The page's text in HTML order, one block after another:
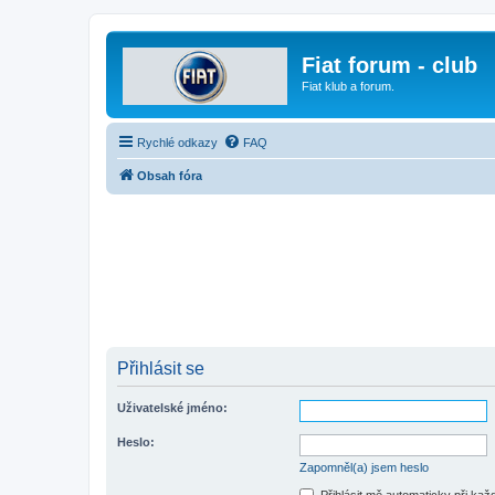
Fiat forum - club
Fiat klub a forum.
Rychlé odkazy FAQ
Obsah fóra
Přihlásit se
Uživatelské jméno:
Heslo:
Zapomněl(a) jsem heslo